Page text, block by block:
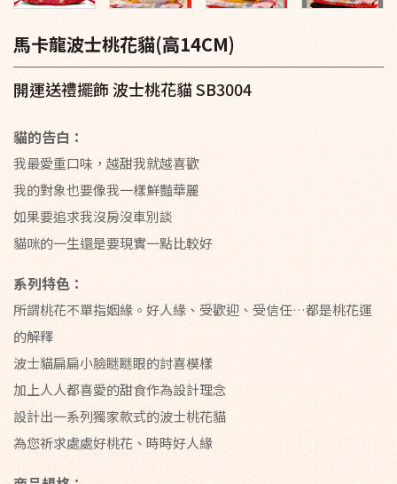
馬卡龍波士桃花貓(高14CM)
開運送禮擺飾 波士桃花貓 SB3004
貓的告白：
我最愛重口味，越甜我就越喜歡
我的對象也要像我一樣鮮豔華麗
如果要追求我沒房沒車別談
貓咪的一生還是要現實一點比較好
系列特色：
所謂桃花不單指姻緣。好人緣、受歡迎、受信任…都是桃花運
的解釋
波士貓扁扁小臉瞇瞇眼的討喜模樣
加上人人都喜愛的甜食作為設計理念
設計出一系列獨家款式的波士桃花貓
為您祈求處處好桃花、時時好人緣